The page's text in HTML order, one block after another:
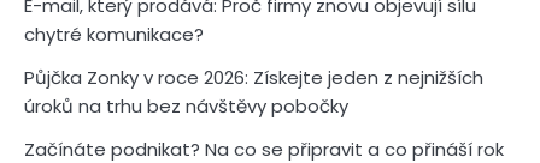
chytré komunikace?
Půjčka Zonky v roce 2026: Získejte jeden z nejnižších
úroků na trhu bez návštěvy pobočky
Začínáte podnikat? Na co se připravit a co přináší rok